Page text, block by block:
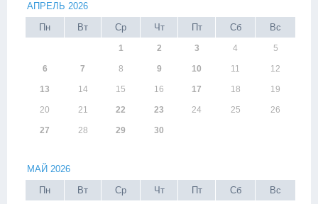
АПРЕЛЬ 2026
Пн
Вт Ср Чт Пт Сб Вс
1 2 3 4 5
6 7 8 9 10 11 12
13 14 15 16 17 18 19
20 21 22 23 24 25 26
27 28 29 30
МАЙ 2026
Пн
Вт Ср Чт Пт Сб Вс